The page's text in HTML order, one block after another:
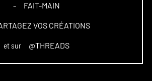
– FAIT-MAIN
VOS CRÉATIONS
et sur @THREADS